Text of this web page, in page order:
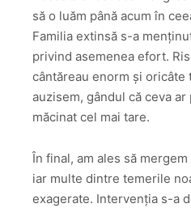
să o luăm până acum în
Familia extinsă s-a
privind asemenea efort.
cântăreau enorm și
auzisem, gândul că ceva
măcinat cel mai tare.
În final, am ales să
iar multe dintre temerile
exagerate. Intervenția s-a